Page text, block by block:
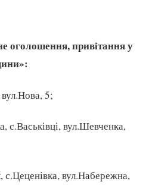
оголошення, привітання у
вул.Нова, 5;
с.Васьківці, вул.Шевченка,
вул.Набережна,